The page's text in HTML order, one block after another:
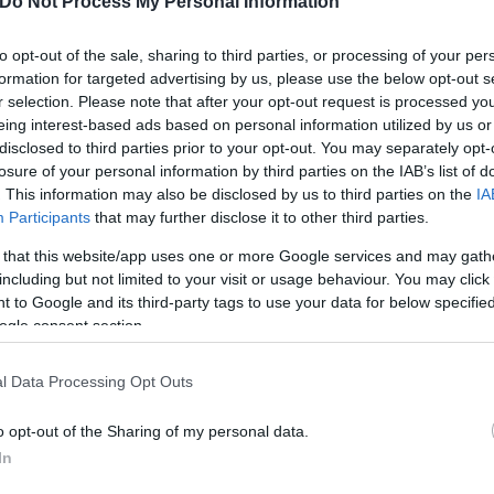
opt-out of the sale, sharing to third parties, or processing of your
for targeted advertising by us, please use the below opt-out
selection. Please note that after your opt-out request is processed
interest-based ads based on personal information utilized by us
to third parties prior to your opt-out. You may separately
of your personal information by third parties on the IAB’s list of
This information may also be disclosed by us to third parties on the
Participants that may further disclose it to other third parties.
that this website/app uses one or more Google services and may
but not limited to your visit or usage behaviour. You may
to Google and its third-party tags to use your data for below
consent section.
Data Processing Opt Outs
opt-out of the Sharing of my personal data.
αρμόδιος για την ορθή εφαρμογή του
δεν μπορεί να υπάρξει καμία ανοχή σε
μετακίνησης των πολιτών, ενώ παράλληλα,
έργου της χώρας και συνακόλουθα της
Επιτροπής Ακρόασης της ΡΑΣ θα